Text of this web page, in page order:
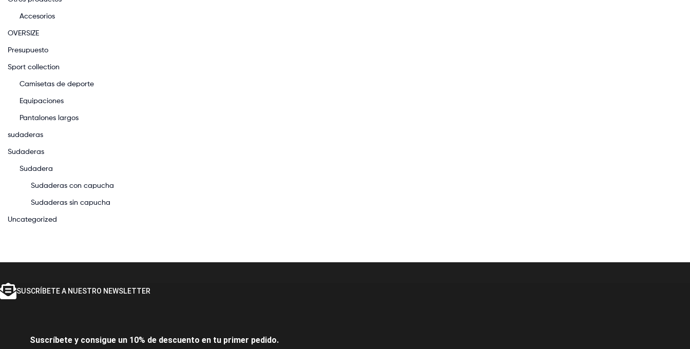
Accesorios
OVERSIZE
Presupuesto
Sport collection
Camisetas de deporte
Equipaciones
Pantalones largos
sudaderas
Sudaderas
Sudadera
Sudaderas con capucha
Sudaderas sin capucha
Uncategorized
SUSCRÍBETE A NUESTRO NEWSLETTER
Suscríbete y consigue un 10% de descuento en tu primer pedido.